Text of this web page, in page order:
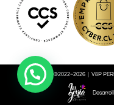
©2022~2026 | V&P